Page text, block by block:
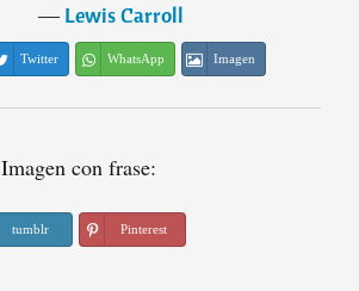
―Lewis Carroll
Twitter WhatsApp Imagen
Imagen con frase:
tumblr Pinterest